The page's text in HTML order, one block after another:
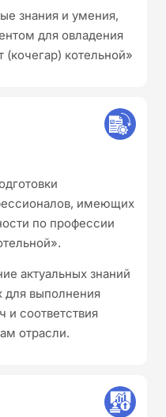
знания и умения,
для овладения
котельной»
имеющих
по профессии
актуальных знаний
выполнения
и соответствия
отрасли.